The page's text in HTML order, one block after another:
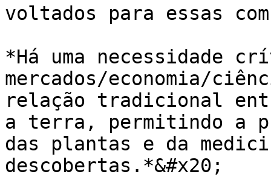
voltados para essas
*Há uma necessidade
mercados/economia/
relação tradicional
a terra, permitindo a
das plantas e da
descobertas.*&#x20;